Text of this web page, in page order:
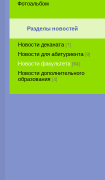
Фотоальбом
Разделы новостей
Новости деканата [7]
Новости для абитуриента [9]
Новости факультета [64]
Новости дополнительного
образования [4]